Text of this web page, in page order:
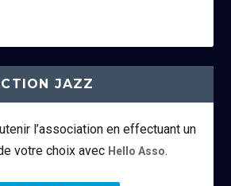
JAZZ
l’association en effectuant un
votre choix avec Hello Asso.